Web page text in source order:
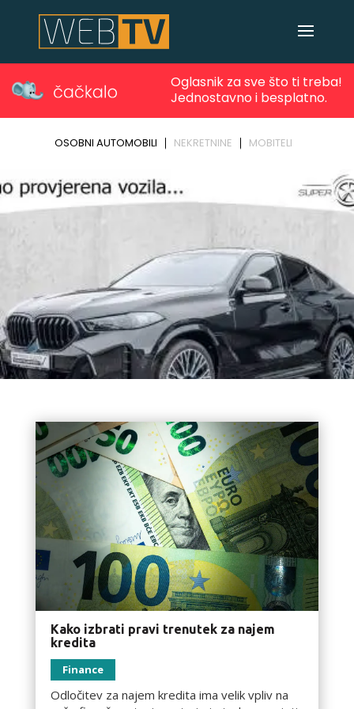
Kako izbrati pravi trenutek za najem
kredita
Finance
Odločitev za najem kredita ima velik vpliv na